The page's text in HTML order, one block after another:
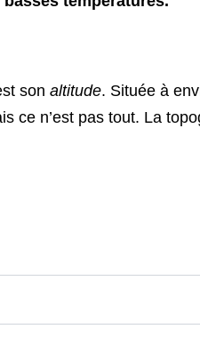
sonaltitude. Située à
ce n’est pas tout. La